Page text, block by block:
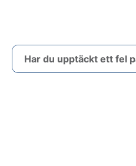
Har du upptäckt ett fel